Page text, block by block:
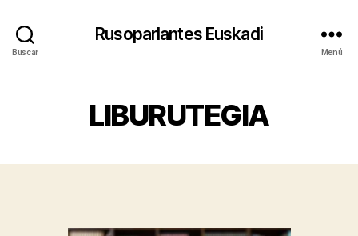
Buscar
Rusoparlantes Euskadi
Menú
LIBURUTEGIA